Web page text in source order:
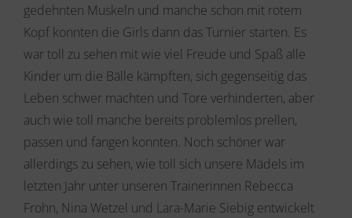
gedehnten Muskeln und manche schon mit rotem
Kopf konnten die Girls dann das Turnier starten. Es
war toll zu sehen mit wie viel Freude und Spaß alle
Kinder um die Bälle kämpften, sich gegenseitig das
Leben schwer machten und Tore verhinderten, aber
auch wie toll manche bereits problemlos prellen,
passen und fangen konnten. Noch schöner war
allerdings zu sehen, wie toll sich unsere Mädels im
letzten Jahr unter unseren Trainerinnen Rebecca
Frohn, Nina Wetzel und Lara-Marie Siebig entwickelt